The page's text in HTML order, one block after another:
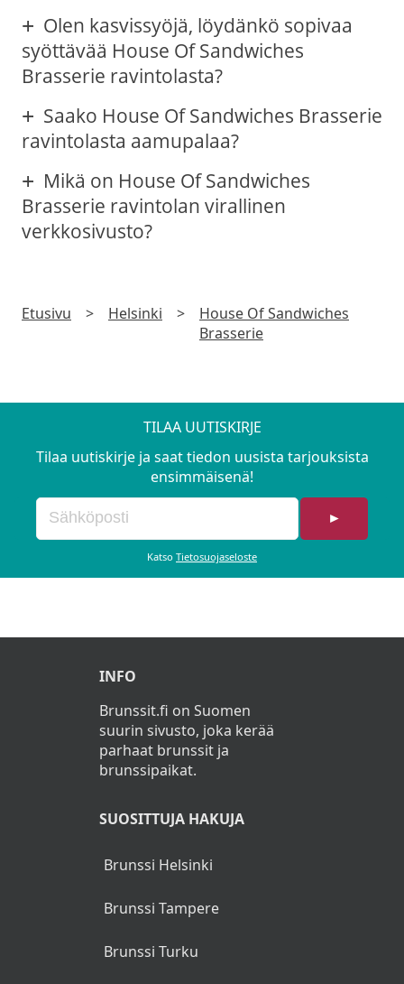
Olen kasvissyöjä, löydänkö sopivaa
syöttävää House Of Sandwiches
Brasserie ravintolasta?
Saako House Of Sandwiches Brasserie
ravintolasta aamupalaa?
Mikä on House Of Sandwiches
Brasserie ravintolan virallinen
verkkosivusto?
Etusivu > Helsinki >
House Of Sandwiches
Brasserie
TILAA UUTISKIRJE
Tilaa uutiskirje ja saat tiedon uusista tarjouksista
ensimmäisenä!
►
Katso Tietosuojaseloste
INFO
Brunssit.fi on Suomen
suurin sivusto, joka kerää
parhaat brunssit ja
brunssipaikat.
SUOSITTUJA HAKUJA
Brunssi Helsinki
Brunssi Tampere
Brunssi Turku